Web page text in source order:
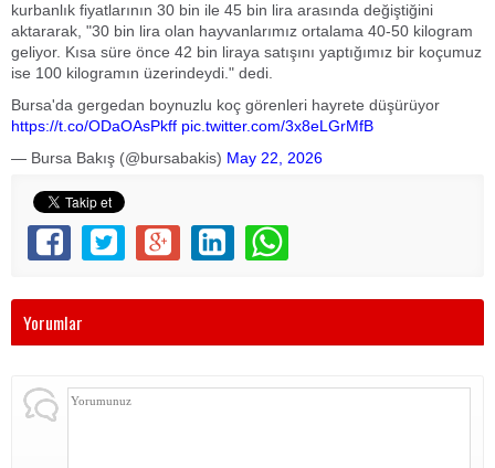
kurbanlık fiyatlarının 30 bin ile 45 bin lira arasında değiştiğini
aktararak, "30 bin lira olan hayvanlarımız ortalama 40-50 kilogram
geliyor. Kısa süre önce 42 bin liraya satışını yaptığımız bir koçumuz
ise 100 kilogramın üzerindeydi." dedi.
Bursa'da gergedan boynuzlu koç görenleri hayrete düşürüyor
https://t.co/ODaOAsPkff pic.twitter.com/3x8eLGrMfB
— Bursa Bakış (@bursabakis) May 22, 2026
Yorumlar